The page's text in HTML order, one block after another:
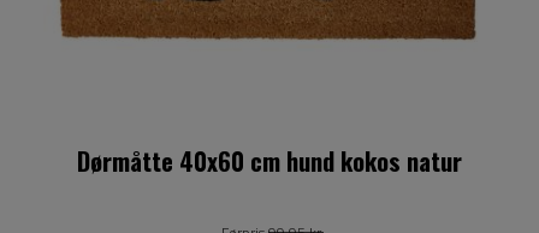
Dørmåtte 40x60 cm hund kokos natur